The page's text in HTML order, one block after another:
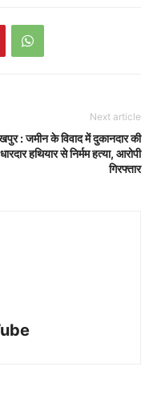
Next article
: जमीन के विवाद में दुकानदार की
धारदार हथियार से निर्मम हत्या, आरोपी
गिरफ्तार